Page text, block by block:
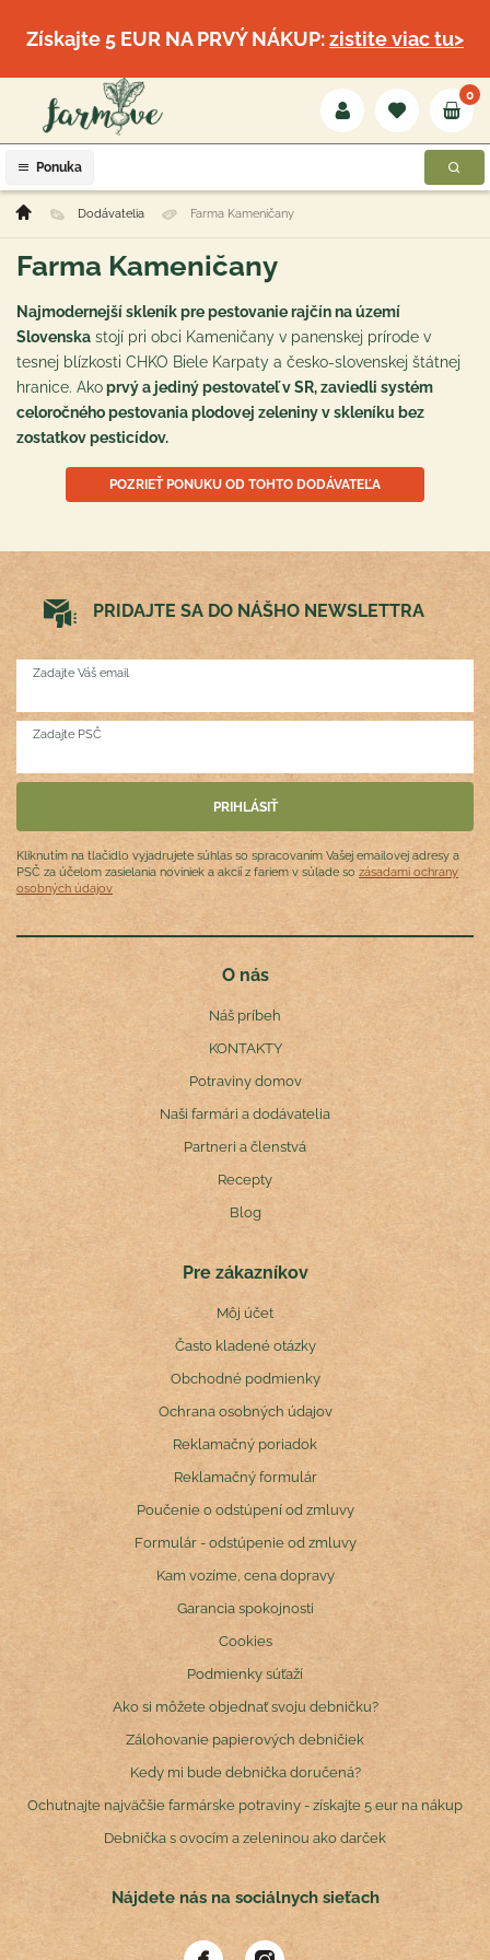
Získajte 5 EUR NA PRVÝ NÁKUP:zistite viac tu>
Ponuka
0
Dodávatelia Farma Kameničany
Farma Kameničany
Najmodernejší skleník pre pestovanie rajčín na území
Slovenska stojí pri obci Kameničany v panenskej prírode v
tesnej blízkosti CHKO Biele Karpaty a česko-slovenskej štátnej
hranice. Akoprvý a jediný pestovateľ v SR, zaviedli systém
celoročného pestovania plodovej zeleniny v skleníku bez
zostatkov pesticídov.
POZRIEŤ PONUKU OD TOHTO DODÁVATEĽA
PRIDAJTE SA DO NÁŠHO NEWSLETTRA
Zadajte Váš email
Zadajte PSČ
Kliknutím na tlačidlo vyjadrujete súhlas so spracovaním Vašej emailovej adresy a
PSČ za účelom zasielania noviniek a akcií z fariem v súlade so zásadami ochrany
osobných údajov
O nás
Náš príbeh
KONTAKTY
Potraviny domov
Naši farmári a dodávatelia
Partneri a členstvá
Recepty
Blog
Pre zákazníkov
Môj účet
Často kladené otázky
Obchodné podmienky
Ochrana osobných údajov
Reklamačný poriadok
Reklamačný formulár
Poučenie o odstúpení od zmluvy
Formulár - odstúpenie od zmluvy
Kam vozíme, cena dopravy
Garancia spokojnosti
Cookies
Podmienky súťaží
Ako si môžete objednať svoju debničku?
Zálohovanie papierových debničiek
Kedy mi bude debnička doručená?
Ochutnajte najväčšie farmárske potraviny - získajte 5 eur na nákup
Debnička s ovocím a zeleninou ako darček
Nájdete nás na sociálnych sieťach